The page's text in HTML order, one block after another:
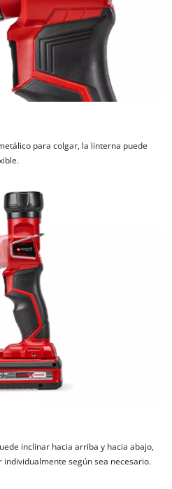
para colgar, la linterna puede
inclinar hacia arriba y hacia abajo,
según sea necesario.